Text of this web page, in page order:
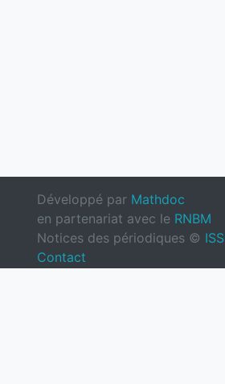
Développé par Mathdoc
en partenariat avec le RNBM
Notices des périodiques ©
Contact